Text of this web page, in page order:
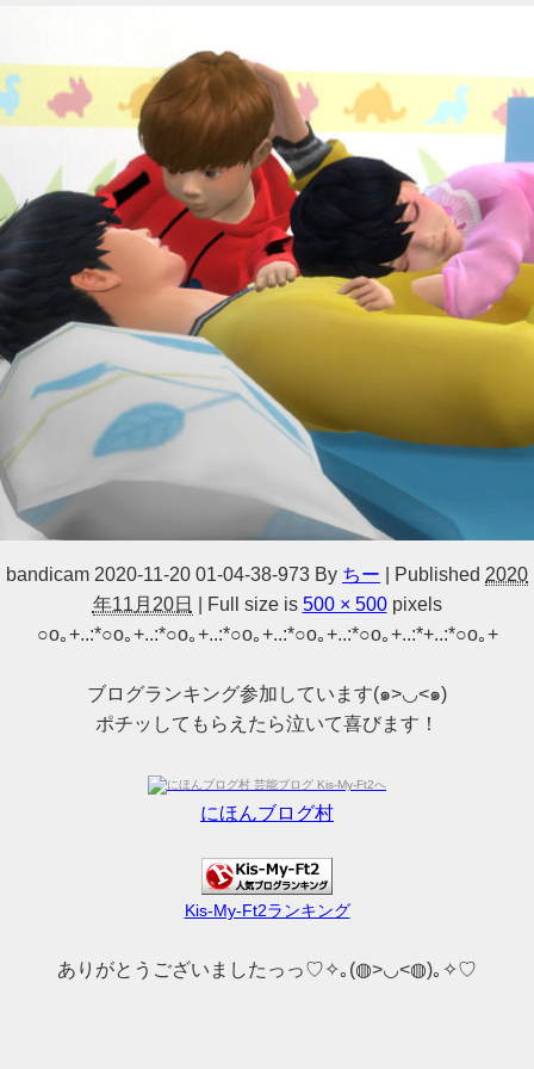
bandicam 2020-11-20 01-04-38-973 By ちー Published 2020
年11月20日
Full size is 500 × 500pixels
○o｡+..:*○o｡+..:*○o｡+..:*○o｡+..:*○o｡+..:*○o｡+..:*+..:*○o｡+
ブログランキング参加しています(๑>◡<๑)
ポチッしてもらえたら泣いて喜びます！
にほんブログ村
Kis-My-Ft2ランキング
ありがとうございましたっっ♡✧｡(◍>◡<◍)｡✧♡